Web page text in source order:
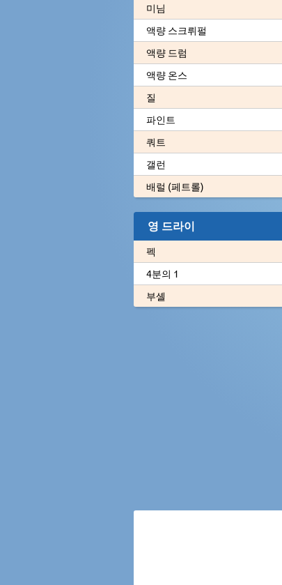
미님
액량 스크뤼펄
액량 드럼
액량 온스
질
파인트
쿼트
갤런
배럴 (페트롤)
영 드라이
펙
4분의 1
부셸